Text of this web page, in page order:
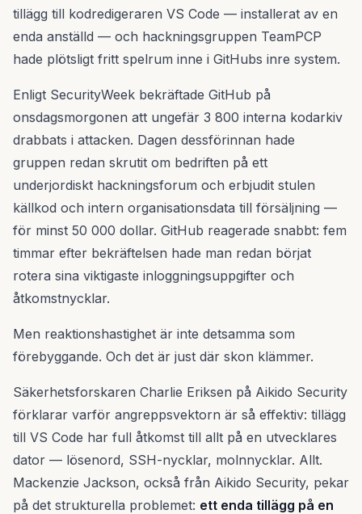
tillägg till kodredigeraren VS Code — installerat av en
enda anställd — och hackningsgruppen TeamPCP
hade plötsligt fritt spelrum inne i GitHubs inre system.
Enligt SecurityWeek bekräftade GitHub på
onsdagsmorgonen att ungefär 3 800 interna kodarkiv
drabbats i attacken. Dagen dessförinnan hade
gruppen redan skrutit om bedriften på ett
underjordiskt hackningsforum och erbjudit stulen
källkod och intern organisationsdata till försäljning —
för minst 50 000 dollar. GitHub reagerade snabbt: fem
timmar efter bekräftelsen hade man redan börjat
rotera sina viktigaste inloggningsuppgifter och
åtkomstnycklar.
Men reaktionshastighet är inte detsamma som
förebyggande. Och det är just där skon klämmer.
Säkerhetsforskaren Charlie Eriksen på Aikido Security
förklarar varför angreppsvektorn är så effektiv: tillägg
till VS Code har full åtkomst till allt på en utvecklares
dator — lösenord, SSH-nycklar, molnnycklar. Allt.
Mackenzie Jackson, också från Aikido Security, pekar
på det strukturella problemet: ett enda tillägg på en